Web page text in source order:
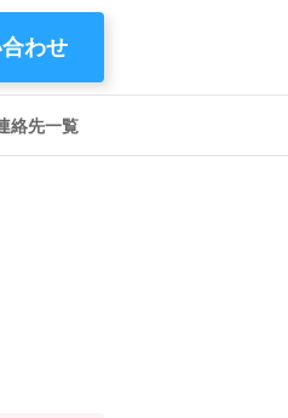
わせ
絡先一覧